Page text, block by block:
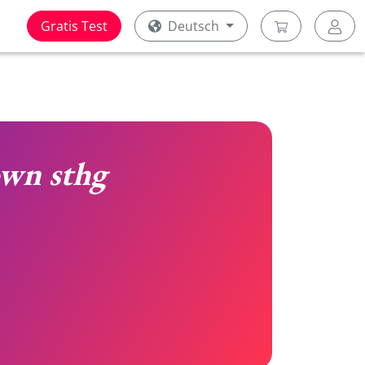
Gratis Test Deutsch
sthg